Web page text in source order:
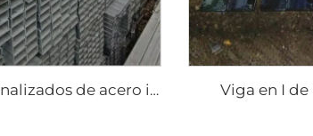
Tubos soldados personalizados de acero inoxidable Viga en I